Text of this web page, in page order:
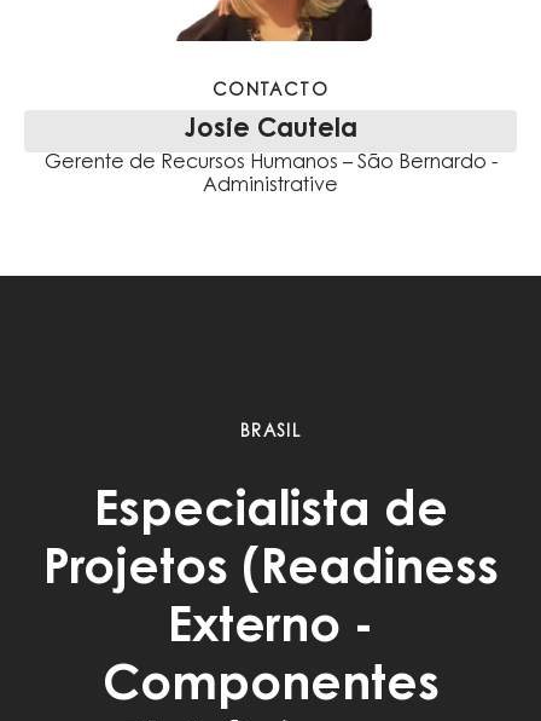
CONTACTO
Josie Cautela
Gerente de Recursos Humanos – São Bernardo -
Administrative
BRASIL
Especialista de
Projetos (Readiness
Externo -
Componentes